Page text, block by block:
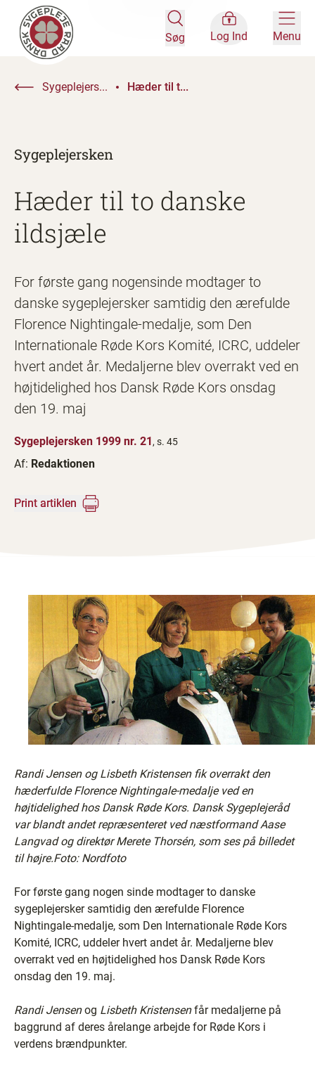
Søg Log Ind Menu
Sygeplejers... Hæder til t...
Sygeplejersken
Hæder til to danske
ildsjæle
For første gang nogensinde modtager to
danske sygeplejersker samtidig den ærefulde
Florence Nightingale-medalje, som Den
Internationale Røde Kors Komité, ICRC, uddeler
hvert andet år. Medaljerne blev overrakt ved en
højtidelighed hos Dansk Røde Kors onsdag
den 19. maj
Sygeplejersken 1999 nr. 21, s. 45
Af: Redaktionen
Print artiklen
Randi Jensen og Lisbeth Kristensen fik overrakt den
hæderfulde Florence Nightingale-medalje ved en
højtidelighed hos Dansk Røde Kors. Dansk Sygeplejeråd
var blandt andet repræsenteret ved næstformand Aase
Langvad og direktør Merete Thorsén, som ses på billedet
til højre.Foto: Nordfoto
For første gang nogen sinde modtager to danske
sygeplejersker samtidig den ærefulde Florence
Nightingale-medalje, som Den Internationale Røde Kors
Komité, ICRC, uddeler hvert andet år. Medaljerne blev
overrakt ved en højtidelighed hos Dansk Røde Kors
onsdag den 19. maj.
Randi Jensenog Lisbeth Kristensenfår medaljerne på
baggrund af deres årelange arbejde for Røde Kors i
verdens brændpunkter.